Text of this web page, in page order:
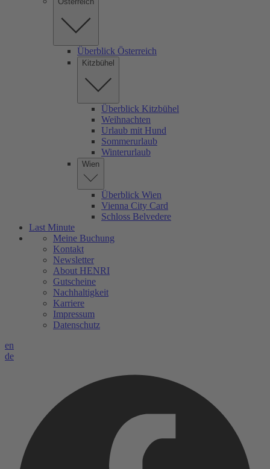
Überblick Österreich
Kitzbühel
Überblick Kitzbühel
Weihnachten
Urlaub mit Hund
Sommerurlaub
Winterurlaub
Wien
Überblick Wien
Vienna City Card
Schloss Belvedere
Last Minute
Meine Buchung
Kontakt
Newsletter
About HENRI
Gutscheine
Nachhaltigkeit
Karriere
Impressum
Datenschutz
en
de